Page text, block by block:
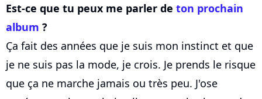
Est-ce que tu peux me parler de ton prochain
album ?
Ça fait des années que je suis mon instinct et que
je ne suis pas la mode, je crois. Je prends le risque
que ça ne marche jamais ou très peu. J'ose